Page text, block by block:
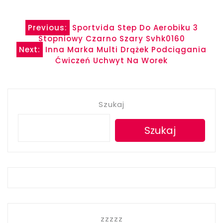
Nawigacja
wpisu
Previous:
Sportvida Step Do Aerobiku 3
Stopniowy Czarno Szary Svhk0160
Next:
Inna Marka Multi Drążek Podciągania
Ćwiczeń Uchwyt Na Worek
Szukaj
Szukaj
zzzzz